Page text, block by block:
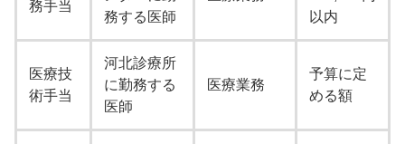
務手当
務する医師
以内
医療技
術手当
河北診療所
に勤務する
医師
医療業務
予算に定
める額